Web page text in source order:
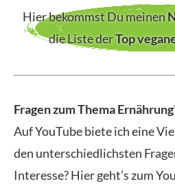
Hier bekommst Du meinen
die Liste derTop
Fragen zum Thema
Auf YouTube biete ich eine
den unterschiedlichsten
Interesse? Hier geht’s zum